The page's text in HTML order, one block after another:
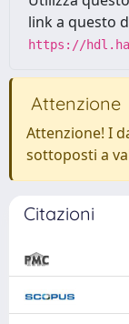
link a questo
https://
Attenzione
Attenzione! I
sottoposti a
Citazioni